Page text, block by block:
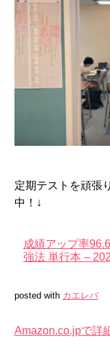
定期テストを頑張
中！↓
成績アップ率
強法 単行本 –
posted with カエレバ
Amazon.co.jpで詳